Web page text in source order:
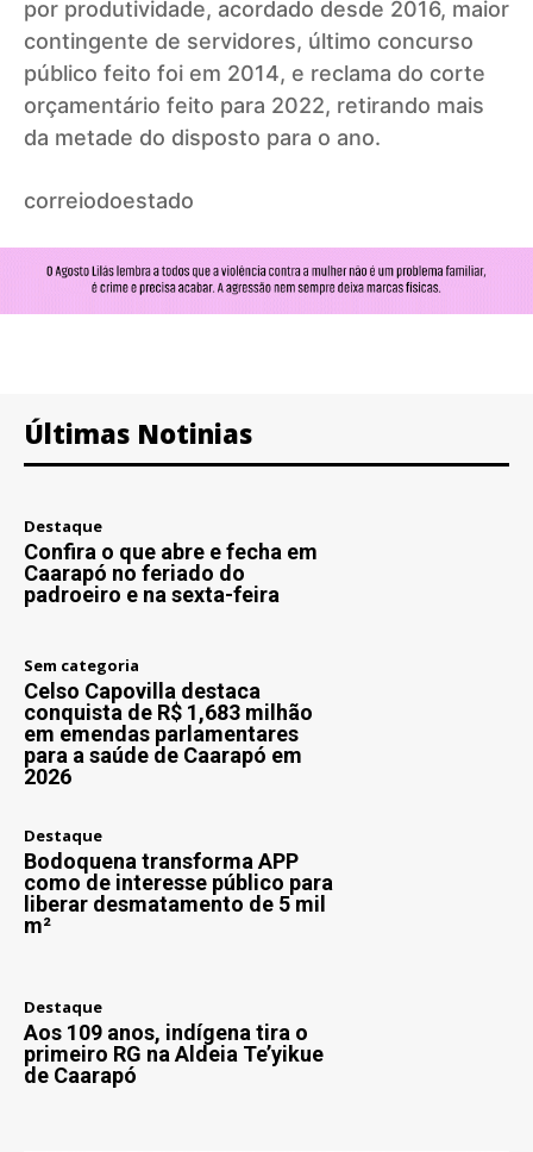
por produtividade, acordado desde 2016, maior
contingente de servidores, último concurso
público feito foi em 2014, e reclama do corte
orçamentário feito para 2022, retirando mais
da metade do disposto para o ano.
correiodoestado
Últimas Notinias
Destaque
Confira o que abre e fecha em
Caarapó no feriado do
padroeiro e na sexta-feira
Sem categoria
Celso Capovilla destaca
conquista de R$ 1,683 milhão
em emendas parlamentares
para a saúde de Caarapó em
2026
Destaque
Bodoquena transforma APP
como de interesse público para
liberar desmatamento de 5 mil
m²
Destaque
Aos 109 anos, indígena tira o
primeiro RG na Aldeia Te’yikue
de Caarapó